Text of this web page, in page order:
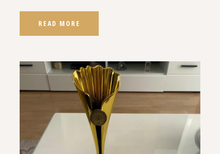
READ MORE